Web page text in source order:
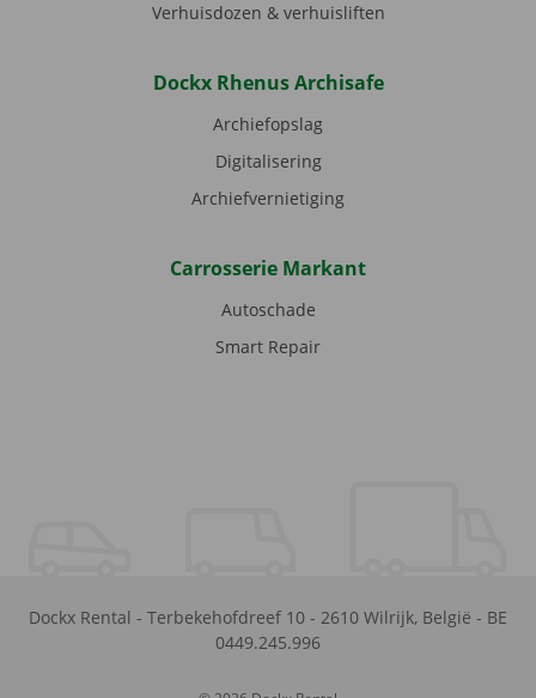
Verhuisdozen & verhuisliften
Dockx Rhenus Archisafe
Archiefopslag
Digitalisering
Archiefvernietiging
Carrosserie Markant
Autoschade
Smart Repair
Dockx Rental - Terbekehofdreef 10 - 2610 Wilrijk, België - BE
0449.245.996